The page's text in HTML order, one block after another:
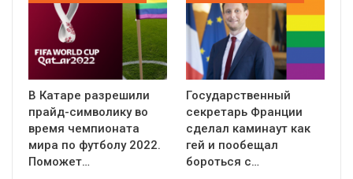
В Катаре разрешили
прайд-символику во
время чемпионата
мира по футболу 2022.
Поможет…
Государственный
секретарь Франции
сделал каминаут как
гей и пообещал
бороться с…